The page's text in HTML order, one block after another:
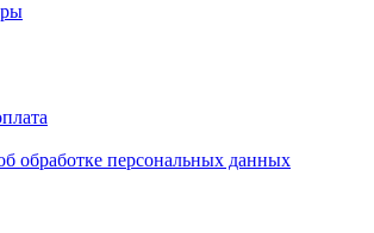
обработке персональных данных